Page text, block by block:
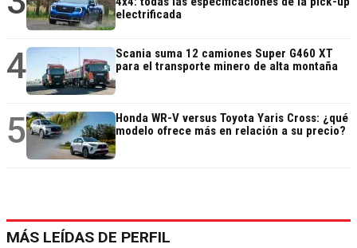
electrificada
4
Scania suma 12 camiones Super G460 XT
para el transporte minero de alta montaña
5
Honda WR-V versus Toyota Yaris Cross: ¿qué
modelo ofrece más en relación a su precio?
MÁS LEÍDAS DE PERFIL